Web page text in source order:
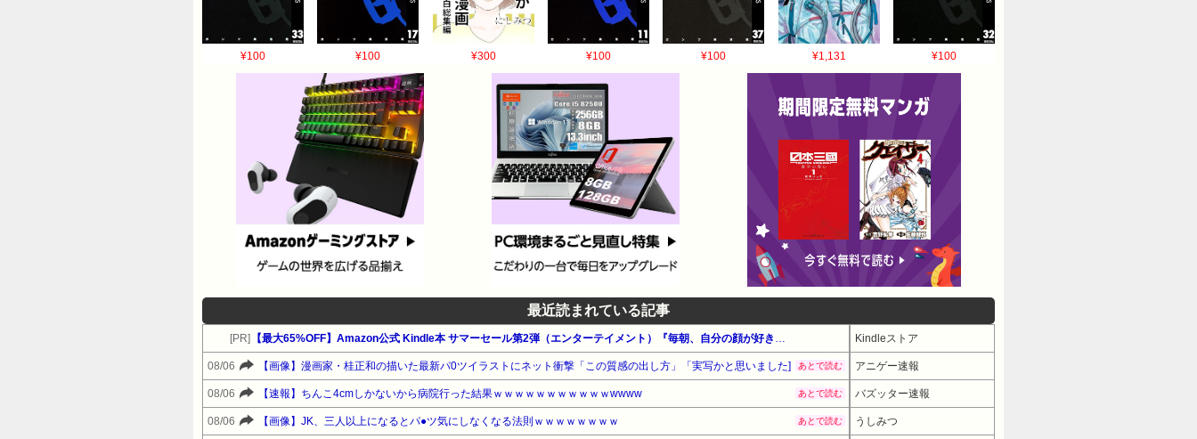
¥100 ¥100 ¥300 ¥100 ¥100 ¥1,131 ¥100
最近読まれている記事
[PR] 【最大65%OFF】Amazon公式 Kindle本 サマーセール第2弾（エンターテイメント）『毎朝、自分の顔が好きになる』他 Kindleストア
08/06 【画像】漫画家・桂正和の描いた最新パ0ツイラストにネット衝撃「この質感の出し方」「実写かと思いました] あとで読む アニゲー速報
08/06 【速報】ちんこ4cmしかないから病院行った結果ｗｗｗｗｗｗｗｗｗｗｗwwww あとで読む バズッター速報
08/06 【画像】JK、三人以上になるとパ●ツ気にしなくなる法則ｗｗｗｗｗｗｗｗ あとで読む うしみつ